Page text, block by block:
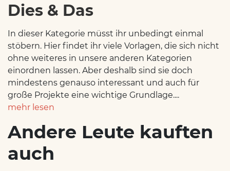
Dies & Das
In dieser Kategorie müsst ihr unbedingt einmal
stöbern. Hier findet ihr viele Vorlagen, die sich nicht
ohne weiteres in unsere anderen Kategorien
einordnen lassen. Aber deshalb sind sie doch
mindestens genauso interessant und auch für
große Projekte eine wichtige Grundlage....
mehr lesen
Andere Leute kauften
auch